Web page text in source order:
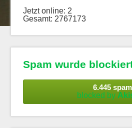
Jetzt online: 2
Gesamt: 2767173
Spam wurde
6.445 spam
blocked by